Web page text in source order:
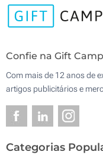
Confie na Gift
Com mais de 12 anos de
artigos publicitários e
Categorias